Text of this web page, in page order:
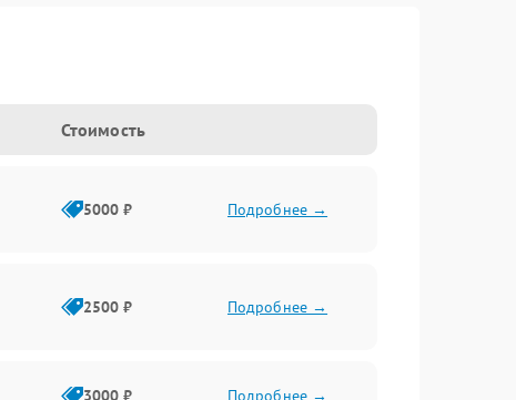
Стоимость
5000 ₽ Подробнее →
2500 ₽ Подробнее →
3000 ₽ Подробнее →